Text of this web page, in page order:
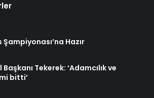
Hazır
Tekerek: ‘Adamcılık ve
bitti’